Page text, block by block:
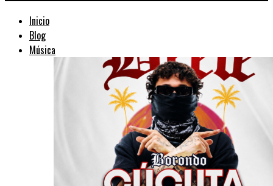
Inicio
Blog
Música